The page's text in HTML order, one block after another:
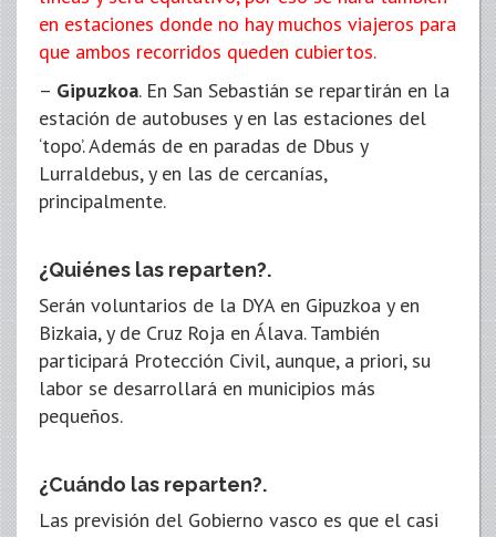
en estaciones donde no hay muchos viajeros para
que ambos recorridos queden cubiertos.
– Gipuzkoa. En San Sebastián se repartirán en la
estación de autobuses y en las estaciones del
‘topo’. Además de en paradas de Dbus y
Lurraldebus, y en las de cercanías,
principalmente.
¿Quiénes las reparten?.
Serán voluntarios de la DYA en Gipuzkoa y en
Bizkaia, y de Cruz Roja en Álava. También
participará Protección Civil, aunque, a priori, su
labor se desarrollará en municipios más
pequeños.
¿Cuándo las reparten?.
Las previsión del Gobierno vasco es que el casi